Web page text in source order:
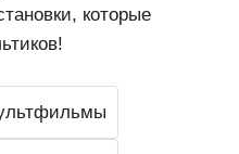
которые